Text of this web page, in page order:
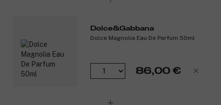
Dolce&Gabbana
Dolce Magnolia Eau De Parfum 50ml
86,00 €